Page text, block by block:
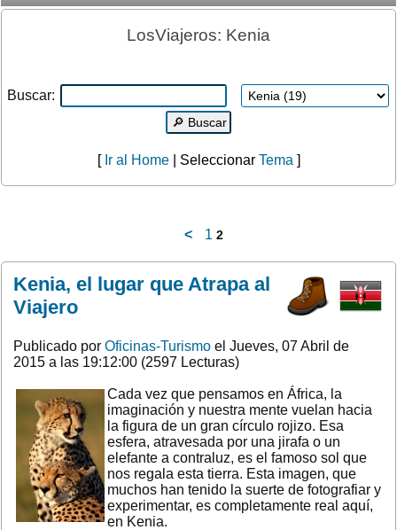
LosViajeros: Kenia
Buscar:
[ Ir al Home| SeleccionarTema ]
< 1 2
Kenia, el lugar que Atrapa al
Viajero
Publicado por Oficinas-Turismo el Jueves, 07 Abril de
2015 a las 19:12:00 (2597 Lecturas)
Cada vez que pensamos en África, la
imaginación y nuestra mente vuelan hacia
la figura de un gran círculo rojizo. Esa
esfera, atravesada por una jirafa o un
elefante a contraluz, es el famoso sol que
nos regala esta tierra. Esta imagen, que
muchos han tenido la suerte de fotografiar y
experimentar, es completamente real aquí,
en Kenia.